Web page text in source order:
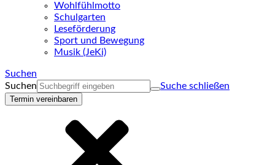
Wohlfühlmotto
Schulgarten
Leseförderung
Sport und Bewegung
Musik (JeKi)
Suchen
Suchen
Suche schließen
Termin vereinbaren